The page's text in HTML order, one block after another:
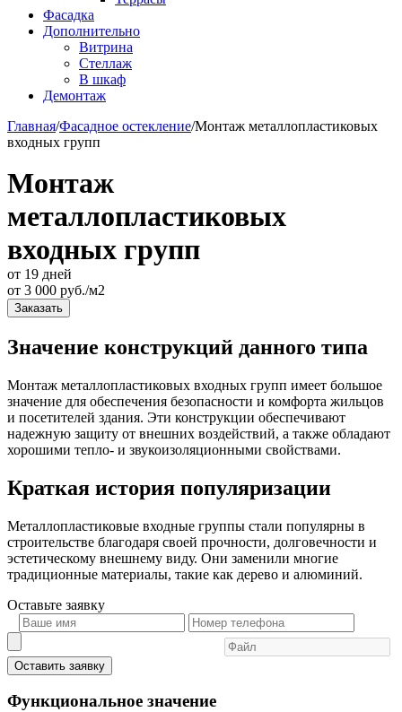
Фасадка
Дополнительно
Витрина
Стеллаж
В шкаф
Демонтаж
Главная/Фасадное остекление/Монтаж металлопластиковых
входных групп
Монтаж
металлопластиковых
входных групп
от 19 дней
от 3 000 руб./м2
Заказать
Значение конструкций данного типа
Монтаж металлопластиковых входных групп имеет большое
значение для обеспечения безопасности и комфорта жильцов
и посетителей здания. Эти конструкции обеспечивают
надежную защиту от внешних воздействий, а также обладают
хорошими тепло- и звукоизоляционными свойствами.
Краткая история популяризации
Металлопластиковые входные группы стали популярны в
строительстве благодаря своей прочности, долговечности и
эстетическому внешнему виду. Они заменили многие
традиционные материалы, такие как дерево и алюминий.
Оставьте заявку
Оставить заявку
Функциональное значение